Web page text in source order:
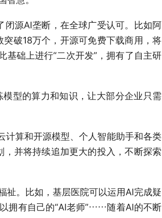
源AI垄断，在全球广受认可。比如阿
破18万个，开源可免费下载商用，将
基础上进行“二次开发”，拥有了自主研
型的算力和知识，让大部分企业只需
算和开源模型、个人智能助手和各类
并将持续追加更大的投入，不断探索
。比如，基层医院可以运用AI完成疑
拥有自己的“AI老师”……随着AI的不断